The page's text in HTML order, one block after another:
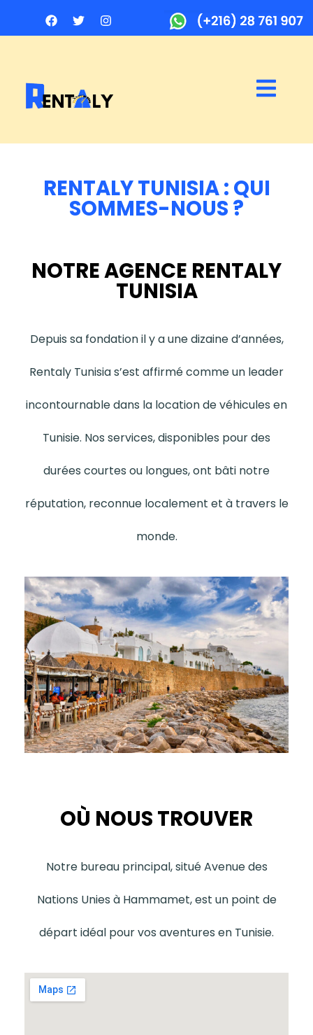
RENTALY TUNISIA : QUI
SOMMES-NOUS ?
NOTRE AGENCE RENTALY
TUNISIA
Depuis sa fondation il y a une dizaine d’années,
Rentaly Tunisia s’est affirmé comme un leader
incontournable dans la location de véhicules en
Tunisie. Nos services, disponibles pour des
durées courtes ou longues, ont bâti notre
réputation, reconnue localement et à travers le
monde.
OÙ NOUS TROUVER
Notre bureau principal, situé Avenue des
Nations Unies à Hammamet, est un point de
départ idéal pour vos aventures en Tunisie.